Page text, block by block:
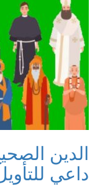
الدين
داعي